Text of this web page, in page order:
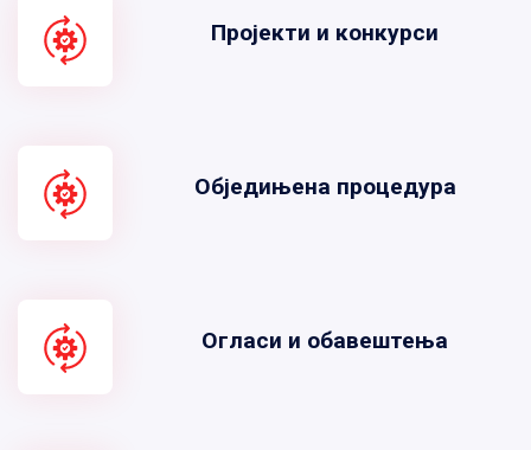
Пројекти и конкурси
Обједињена процедура
Огласи и обавештења